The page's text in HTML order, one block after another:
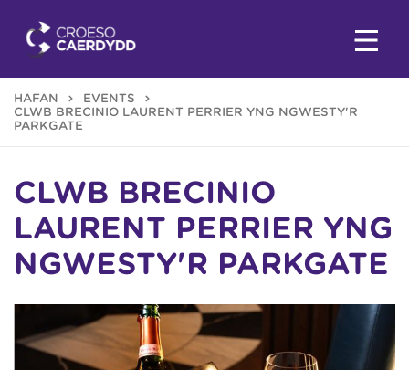
HAFAN
EVENTS
CLWB BRECINIO LAURENT PERRIER YNG NGWESTY'R
PARKGATE
CLWB BRECINIO
LAURENT PERRIER YNG
NGWESTY'R PARKGATE